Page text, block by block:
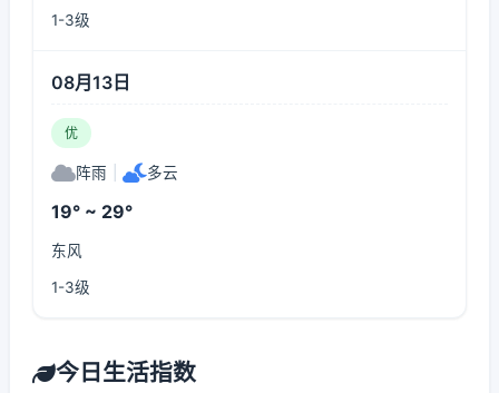
1-3级
08月13日
优
阵雨 多云
19° ~ 29°
东风
1-3级
今日生活指数